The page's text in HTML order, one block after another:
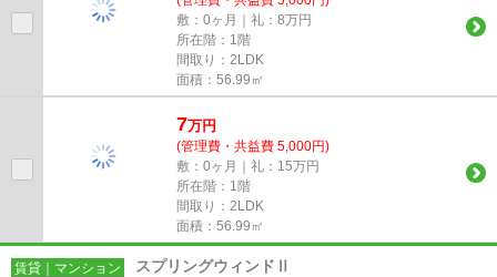
敷：0ヶ月｜礼：8万円
所在階：1階
間取り：2LDK
面積：56.99㎡
7万円
(管理費・共益費 5,000円)
敷：0ヶ月｜礼：15万円
所在階：1階
間取り：2LDK
面積：56.99㎡
賃貸｜マンション スプリングウィンドⅡ